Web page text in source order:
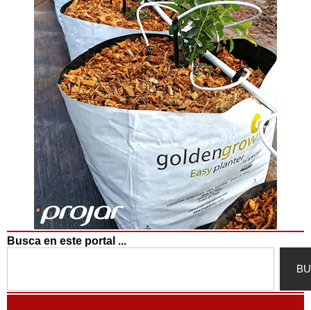
Busca en este portal ...